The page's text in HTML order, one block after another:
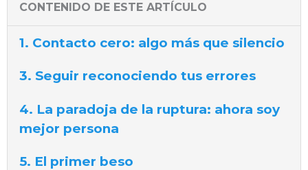
CONTENIDO DE ESTE ARTÍCULO
1. Contacto cero: algo más que silencio
3. Seguir reconociendo tus errores
4. La paradoja de la ruptura: ahora soy
mejor persona
5. El primer beso